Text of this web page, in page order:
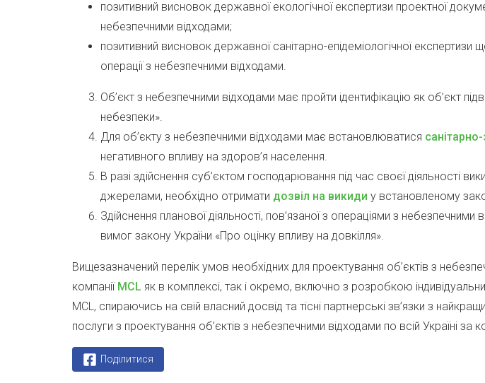
позитивний висновок державної екологічної експертизи проектної
небезпечними відходами;
позитивний висновок державної санітарно-епідеміологічної
операції з небезпечними відходами.
Об’єкт з небезпечними відходами має пройти ідентифікацію як об’єкт
небезпеки».
Для об’єкту з небезпечними відходами має встановлюватися
негативного впливу на здоров’я населення.
В разі здійснення суб’єктом господарювання під час своєї діяльності
джерелами, необхідно отримати дозвіл на викиди у встановленому
Здійснення планової діяльності, пов’язаної з операціями з
вимог закону України «Про оцінку впливу на довкілля».
Вищезазначений перелік умов необхідних для проектування об’єктів з
компанії MCL як в комплексі, так і окремо, включно з розробкою
MCL, спираючись на свій власний досвід та тісні партнерські зв’язки з
послуги з проектування об’єктів з небезпечними відходами по всій Україні
Поділитися